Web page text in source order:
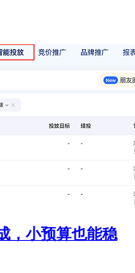
，小预算也能稳